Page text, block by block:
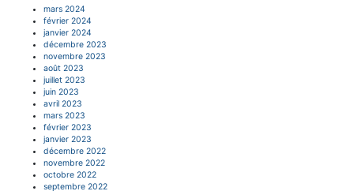
mars 2024
février 2024
janvier 2024
décembre 2023
novembre 2023
août 2023
juillet 2023
juin 2023
avril 2023
mars 2023
février 2023
janvier 2023
décembre 2022
novembre 2022
octobre 2022
septembre 2022